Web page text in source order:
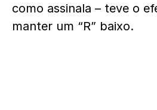
como assinala – teve o
manter um “R” baixo.